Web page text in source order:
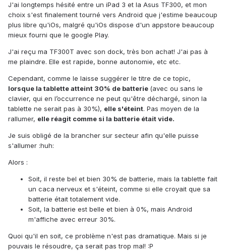
J'ai longtemps hésité entre un iPad 3 et la Asus TF300, et mon
choix s'est finalement tourné vers Android que j'estime beaucoup
plus libre qu'iOs, malgré qu'iOs dispose d'un appstore beaucoup
mieux fourni que le google Play.
J'ai reçu ma TF300T avec son dock, très bon achat! J'ai pas à
me plaindre. Elle est rapide, bonne autonomie, etc etc.
Cependant, comme le laisse suggérer le titre de ce topic,
lorsque la tablette atteint 30% de batterie (avec ou sans le
clavier, qui en l’occurrence ne peut qu'être déchargé, sinon la
tablette ne serait pas à 30%), elle s'éteint. Pas moyen de la
rallumer, elle réagit comme si la batterie était vide.
Je suis obligé de la brancher sur secteur afin qu'elle puisse
s'allumer :huh:
Alors :
Soit, il reste bel et bien 30% de batterie, mais la tablette fait
un caca nerveux et s'éteint, comme si elle croyait que sa
batterie était totalement vide.
Soit, la batterie est belle et bien à 0%, mais Android
m'affiche avec erreur 30%.
Quoi qu'il en soit, ce problème n'est pas dramatique. Mais si je
pouvais le résoudre, ça serait pas trop mal! :P